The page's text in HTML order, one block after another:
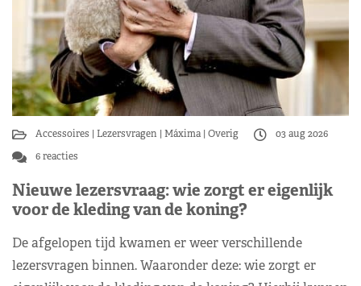
Accessoires Lezersvragen Máxima Overig
03 aug 2026
6 reacties
Nieuwe lezersvraag: wie zorgt er eigenlijk
voor de kleding van de koning?
De afgelopen tijd kwamen er weer verschillende
lezersvragen binnen. Waaronder deze: wie zorgt er